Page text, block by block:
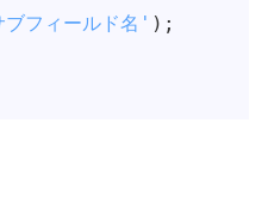
フィールド名' ) ;